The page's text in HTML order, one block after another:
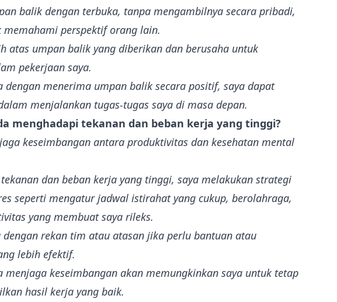
balik dengan terbuka, tanpa mengambilnya secara pribadi,
memahami perspektif orang lain.
atas umpan balik yang diberikan dan berusaha untuk
pekerjaan saya.
dengan menerima umpan balik secara positif, saya dapat
menjalankan tugas-tugas saya di masa depan.
menghadapi tekanan dan beban kerja yang tinggi?
keseimbangan antara produktivitas dan kesehatan mental
dan beban kerja yang tinggi, saya melakukan strategi
seperti mengatur jadwal istirahat yang cukup, berolahraga,
yang membuat saya rileks.
dengan rekan tim atau atasan jika perlu bantuan atau
lebih efektif.
menjaga keseimbangan akan memungkinkan saya untuk tetap
hasil kerja yang baik.